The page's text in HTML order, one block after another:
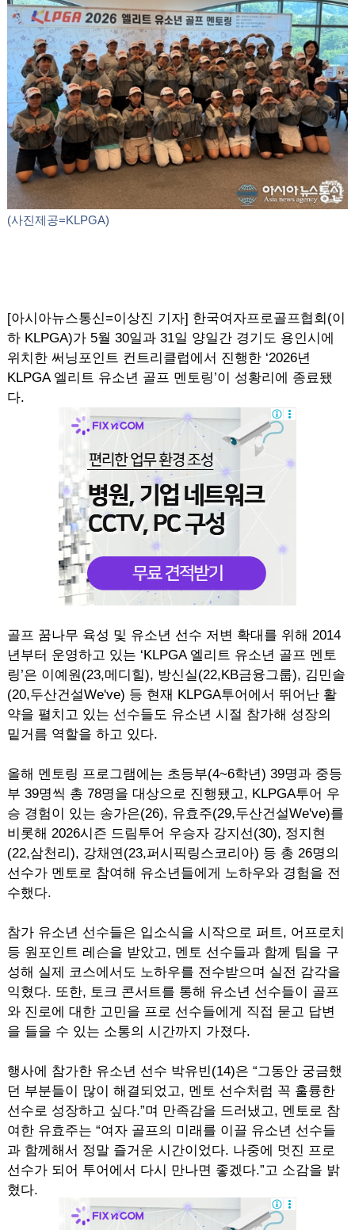
(사진제공=KLPGA)
[아시아뉴스통신=이상진 기자] 한국여자프로골프협회(이
하 KLPGA)가 5월 30일과 31일 양일간 경기도 용인시에
위치한 써닝포인트 컨트리클럽에서 진행한 ‘2026년
KLPGA 엘리트 유소년 골프 멘토링’이 성황리에 종료됐
다.
골프 꿈나무 육성 및 유소년 선수 저변 확대를 위해 2014
년부터 운영하고 있는 ‘KLPGA 엘리트 유소년 골프 멘토
링’은 이예원(23,메디힐), 방신실(22,KB금융그룹), 김민솔
(20,두산건설We've) 등 현재 KLPGA투어에서 뛰어난 활
약을 펼치고 있는 선수들도 유소년 시절 참가해 성장의
밑거름 역할을 하고 있다.
올해 멘토링 프로그램에는 초등부(4~6학년) 39명과 중등
부 39명씩 총 78명을 대상으로 진행됐고, KLPGA투어 우
승 경험이 있는 송가은(26), 유효주(29,두산건설We've)를
비롯해 2026시즌 드림투어 우승자 강지선(30), 정지현
(22,삼천리), 강채연(23,퍼시픽링스코리아) 등 총 26명의
선수가 멘토로 참여해 유소년들에게 노하우와 경험을 전
수했다.
참가 유소년 선수들은 입소식을 시작으로 퍼트, 어프로치
등 원포인트 레슨을 받았고, 멘토 선수들과 함께 팀을 구
성해 실제 코스에서도 노하우를 전수받으며 실전 감각을
익혔다. 또한, 토크 콘서트를 통해 유소년 선수들이 골프
와 진로에 대한 고민을 프로 선수들에게 직접 묻고 답변
을 들을 수 있는 소통의 시간까지 가졌다.
행사에 참가한 유소년 선수 박유빈(14)은 “그동안 궁금했
던 부분들이 많이 해결되었고, 멘토 선수처럼 꼭 훌륭한
선수로 성장하고 싶다.”며 만족감을 드러냈고, 멘토로 참
여한 유효주는 “여자 골프의 미래를 이끌 유소년 선수들
과 함께해서 정말 즐거운 시간이었다. 나중에 멋진 프로
선수가 되어 투어에서 다시 만나면 좋겠다.”고 소감을 밝
혔다.